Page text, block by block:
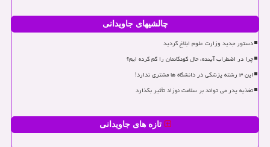
چالشیهای جاویدانی
دستور جدید وزارت علوم ابلاغ گردید
چرا در اضطراب آینده، حال کودکانمان را گم کرده ایم؟
این ۳ رشته پزشکی در دانشگاه ها مشتری ندارد!
تغذیه پدر می تواند بر سلامت نوزاد تأثیر بگذارد
تازه های جاویدانی